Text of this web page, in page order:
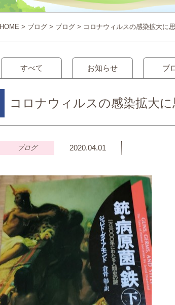
HOME > ブログ > ブログ > コロナウィルスの感染拡大に
すべて お知らせ ブ
コロナウィルスの感染拡大に
ブログ 2020.04.01